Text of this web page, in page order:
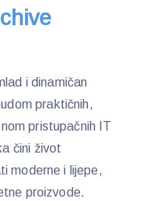
i dinamičan
praktičnih,
pristupačnih IT
čini život
moderne i lijepe,
proizvode.